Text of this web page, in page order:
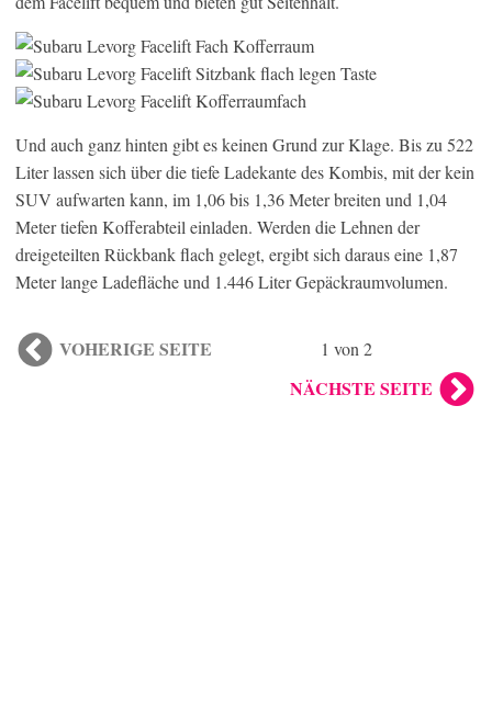
Und auch ganz hinten gibt es keinen Grund zur Klage. Bis zu 522
Liter lassen sich über die tiefe Ladekante des Kombis, mit der kein
SUV aufwarten kann, im 1,06 bis 1,36 Meter breiten und 1,04
Meter tiefen Kofferabteil einladen. Werden die Lehnen der
dreigeteilten Rückbank flach gelegt, ergibt sich daraus eine 1,87
Meter lange Ladefläche und 1.446 Liter Gepäckraumvolumen.
VOHERIGE SEITE 1 von 2
NÄCHSTE SEITE